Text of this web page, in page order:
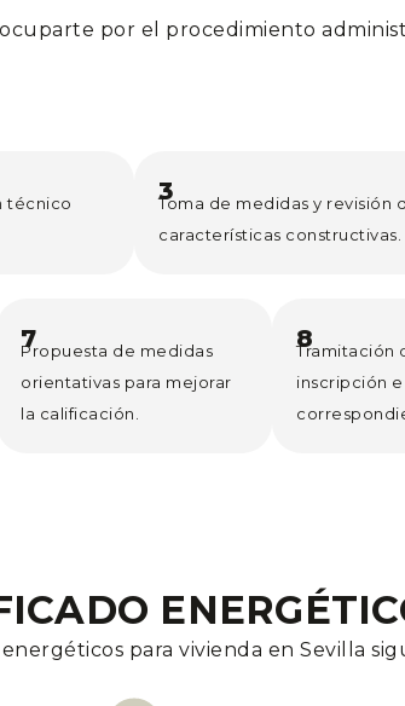
por el procedimiento
técnico
3
Toma de medidas y revisión
características constructivas.
7
Propuesta de medidas
orientativas para mejorar
la calificación.
8
Tramitación
inscripción
para vivienda en Sevilla